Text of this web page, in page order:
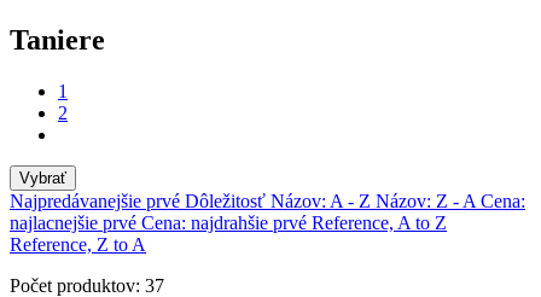
Taniere
1
2
Vybrať
Najpredávanejšie prvé Dôležitosť Názov: A - Z Názov: Z - A Cena:
najlacnejšie prvé Cena: najdrahšie prvé Reference, A to Z
Reference, Z to A
Počet produktov: 37